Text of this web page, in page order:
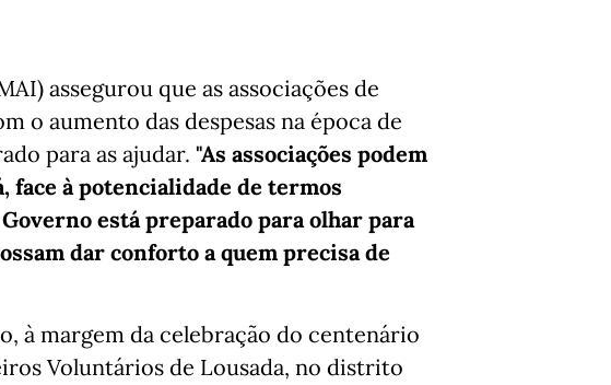
assegurou que as associações de
o aumento das despesas na época de
para as ajudar. "As associações podem
face à potencialidade de termos
está preparado para olhar para
dar conforto a quem precisa de
à margem da celebração do centenário
Voluntários de Lousada, no distrito